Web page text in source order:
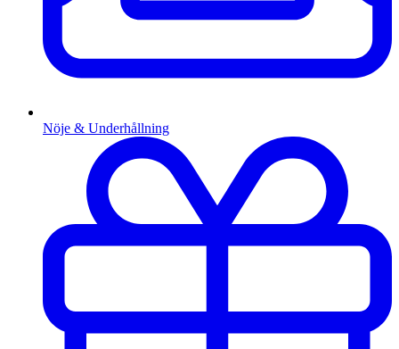
Nöje & Underhållning